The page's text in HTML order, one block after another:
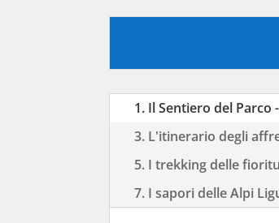
1. Il Sentiero del Parco
3. L'itinerario degli
5. I trekking delle
7. I sapori delle Alpi